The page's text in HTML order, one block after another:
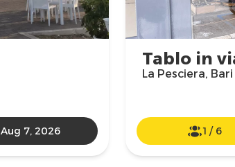
Tablo in
La Pesciera, Bari
1 / 6
Aug 7, 2026